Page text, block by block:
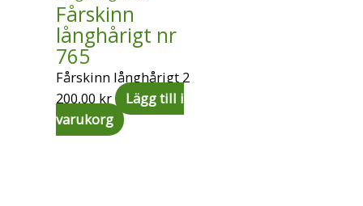
Fårskinn
långhårigt nr
765
Fårskinn långhårigt 2
200,00 kr
Lägg till i
varukorg